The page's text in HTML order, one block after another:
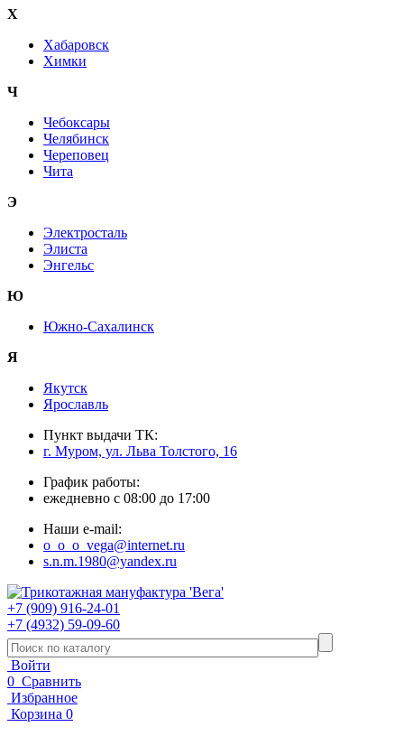
Х
Хабаровск
Химки
Ч
Чебоксары
Челябинск
Череповец
Чита
Э
Электросталь
Элиста
Энгельс
Ю
Южно-Сахалинск
Я
Якутск
Ярославль
Пункт выдачи ТК:
г. Муром, ул. Льва Толстого, 16
График работы:
ежедневно с 08:00 до 17:00
Наши e-mail:
o_o_o_vega@internet.ru
s.n.m.1980@yandex.ru
+7 (909) 916-24-01
+7 (4932) 59-09-60
Войти
0 Сравнить
Избранное
Корзина 0